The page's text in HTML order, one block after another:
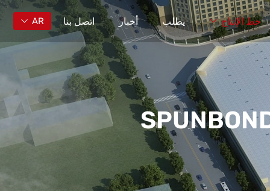
AR خط الإنتاج يطلب أخبار اتصل بنا